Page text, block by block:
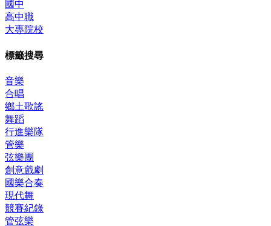
國中
高中職
大專院校
標籤搜尋
音樂
合唱
鄉土歌謠
舞蹈
行進樂隊
管樂
弦樂團
創意戲劇
國樂合奏
現代舞
競賽紀錄
管弦樂